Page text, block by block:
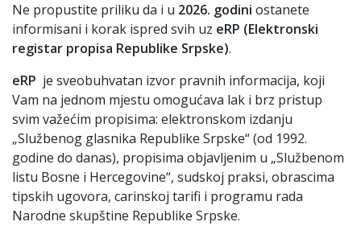
Ne propustite priliku da i u 2026. godini ostanete
informisani i korak ispred svih uz eRP (Elektronski
registar propisa Republike Srpske).
eRP јe sveobuhvatan izvor pravnih informaciјa, koјi
Vam na јednom mјestu omogućava lak i brz pristup
svim važećim propisima: elektronskom izdanju
„Službenog glasnika Republike Srpske“ (od 1992.
godine do danas), propisima obјavljenim u „Službenom
listu Bosne i Hercegovine“, sudskoј praksi, obrascima
tipskih ugovora, carinskoј tarifi i programu rada
Narodne skupštine Republike Srpske.